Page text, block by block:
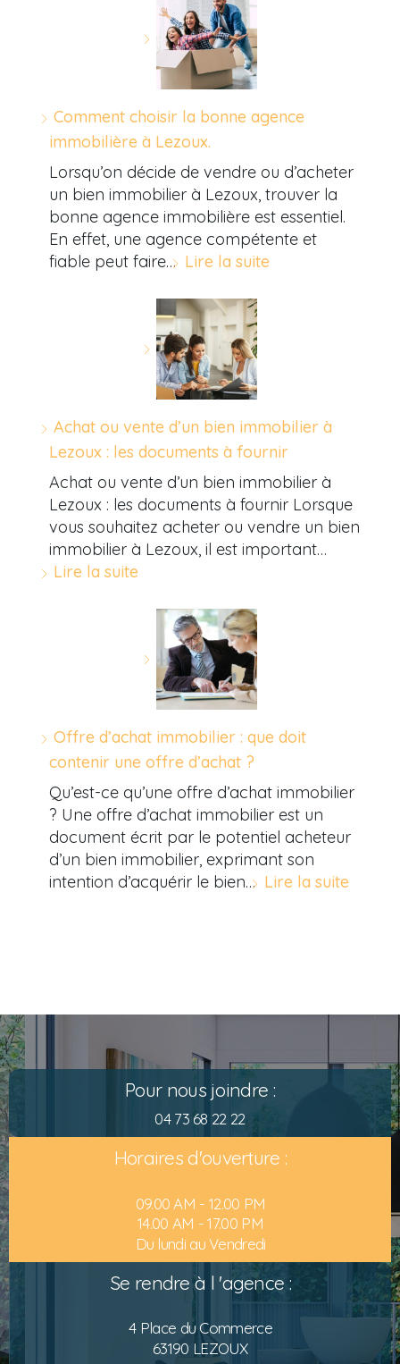
Comment choisir la bonne agence
immobilière à Lezoux.
Lorsqu’on décide de vendre ou d’acheter
un bien immobilier à Lezoux, trouver la
bonne agence immobilière est essentiel.
En effet, une agence compétente et
fiable peut faire… Lire la suite
Achat ou vente d’un bien immobilier à
Lezoux : les documents à fournir
Achat ou vente d’un bien immobilier à
Lezoux : les documents à fournir Lorsque
vous souhaitez acheter ou vendre un bien
immobilier à Lezoux, il est important…
Lire la suite
Offre d’achat immobilier : que doit
contenir une offre d’achat ?
Qu’est-ce qu’une offre d’achat immobilier
? Une offre d’achat immobilier est un
document écrit par le potentiel acheteur
d’un bien immobilier, exprimant son
intention d’acquérir le bien… Lire la suite
Pour nous joindre :
04 73 68 22 22
Horaires d'ouverture :
09.00 AM - 12.00 PM
14.00 AM - 17.00 PM
Du lundi au Vendredi
Se rendre à l 'agence :
4 Place du Commerce
63190 LEZOUX